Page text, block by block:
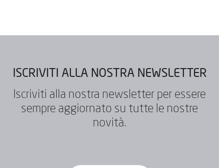
ISCRIVITI ALLA NOSTRA NEWSLETTER
Iscriviti alla nostra newsletter per essere
sempre aggiornato su tutte le nostre
novità.